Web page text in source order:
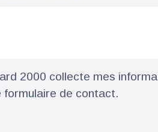
2000 collecte mes
formulaire de contact.